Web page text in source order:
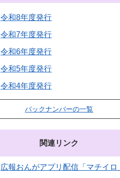
令和8年度発行
令和7年度発行
令和6年度発行
令和5年度発行
令和4年度発行
バックナンバーの一覧
関連リンク
広報おんがアプリ配信「マチイロ